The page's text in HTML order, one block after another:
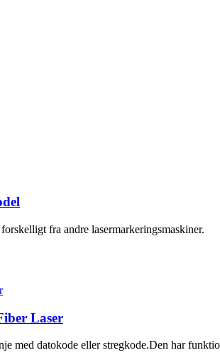
fra andre lasermarkeringsmaskiner.
Laser
med datokode eller stregkode.Den har